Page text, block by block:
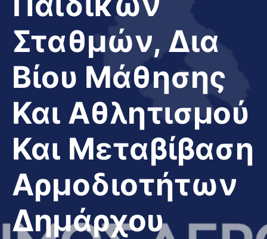
Σταθμών, Δια
Βίου Μάθησης
Και Αθλητισμού
Και Μεταβίβαση
Αρμοδιοτήτων
Δημάρχου